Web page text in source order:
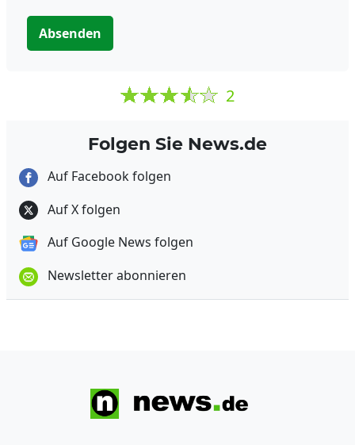
Absenden
2
Folgen Sie News.de
Auf Facebook folgen
Auf X folgen
Auf Google News folgen
Newsletter abonnieren